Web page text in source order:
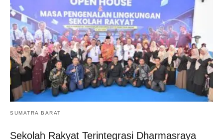
SUMATRA BARAT
Sekolah Rakyat Terintegrasi Dharmasraya